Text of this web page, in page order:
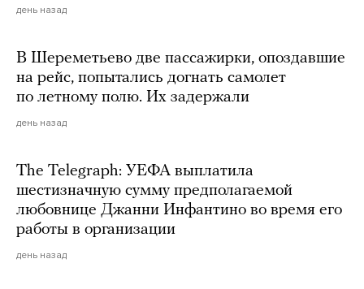
день назад
В Шереметьево две пассажирки, опоздавшие
на рейс, попытались догнать самолет
по летному полю. Их задержали
день назад
The Telegraph: УЕФА выплатила
шестизначную сумму предполагаемой
любовнице Джанни Инфантино во время его
работы в организации
день назад